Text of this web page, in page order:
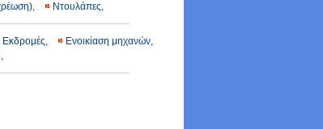
Ντουλάπες,
Εκδρομές,
Ενοικίαση μηχανών,